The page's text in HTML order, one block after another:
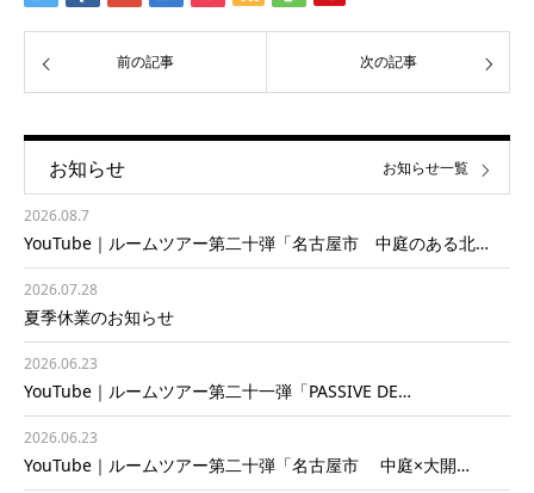
前の記事 次の記事
お知らせ
2026.08.7
YouTube｜ルームツアー第二十弾「名古屋市 中庭のある北…
2026.07.28
夏季休業のお知らせ
2026.06.23
YouTube｜ルームツアー第二十一弾「PASSIVE DE…
2026.06.23
YouTube｜ルームツアー第二十弾「名古屋市 中庭×大開…
お知らせ一覧